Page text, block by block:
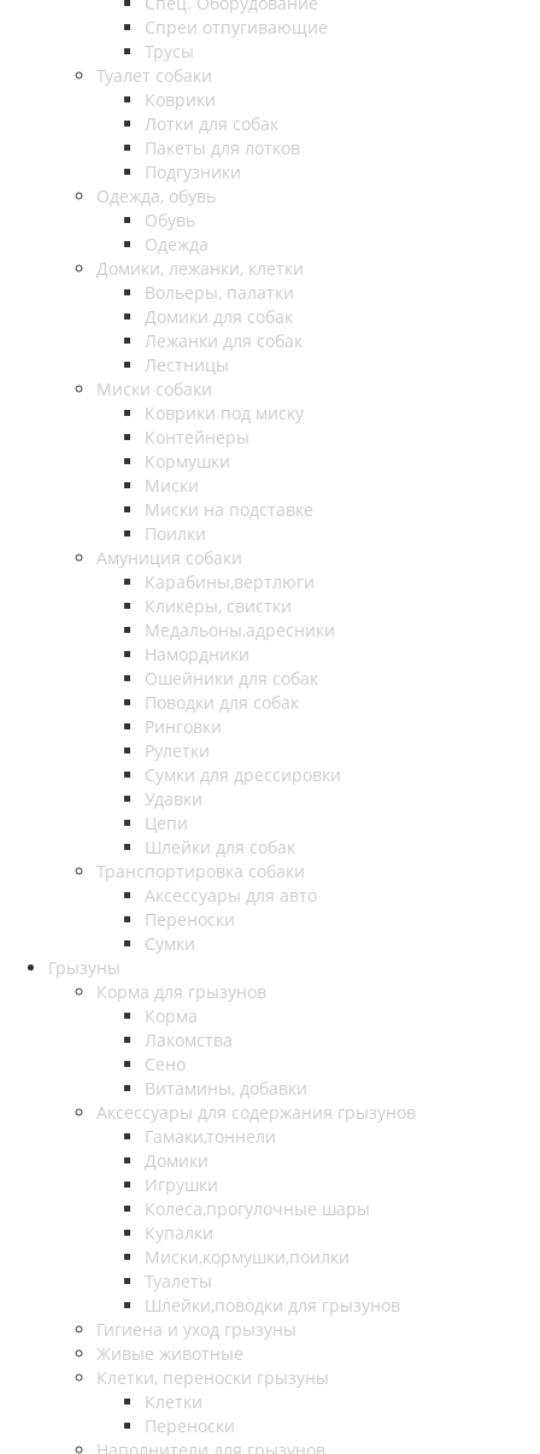
Спреи отпугивающие
Трусы
Туалет собаки
Коврики
Лотки для собак
Пакеты для лотков
Подгузники
Одежда, обувь
Обувь
Одежда
Домики, лежанки, клетки
Вольеры, палатки
Домики для собак
Лежанки для собак
Лестницы
Миски собаки
Коврики под миску
Контейнеры
Кормушки
Миски
Миски на подставке
Поилки
Амуниция собаки
Карабины,вертлюги
Кликеры, свистки
Медальоны,адресники
Намордники
Ошейники для собак
Поводки для собак
Ринговки
Рулетки
Сумки для дрессировки
Удавки
Цепи
Шлейки для собак
Транспортировка собаки
Аксессуары для авто
Переноски
Сумки
Грызуны
Корма для грызунов
Корма
Лакомства
Сено
Витамины, добавки
Аксессуары для содержания грызунов
Гамаки,тоннели
Домики
Игрушки
Колеса,прогулочные шары
Купалки
Миски,кормушки,поилки
Туалеты
Шлейки,поводки для грызунов
Гигиена и уход грызуны
Живые животные
Клетки, переноски грызуны
Клетки
Переноски